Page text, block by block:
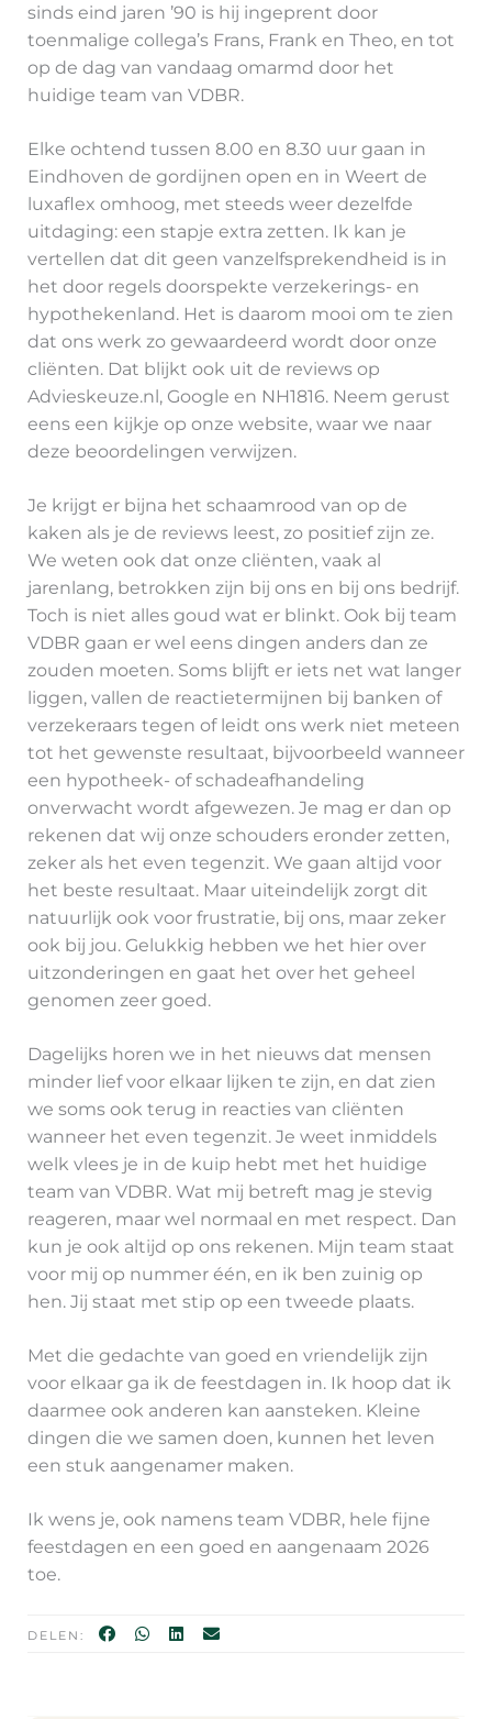
sinds eind jaren ’90 is hij ingeprent door
toenmalige collega’s Frans, Frank en Theo, en tot
op de dag van vandaag omarmd door het
huidige team van VDBR.
Elke ochtend tussen 8.00 en 8.30 uur gaan in
Eindhoven de gordijnen open en in Weert de
luxaflex omhoog, met steeds weer dezelfde
uitdaging: een stapje extra zetten. Ik kan je
vertellen dat dit geen vanzelfsprekendheid is in
het door regels doorspekte verzekerings- en
hypothekenland. Het is daarom mooi om te zien
dat ons werk zo gewaardeerd wordt door onze
cliënten. Dat blijkt ook uit de reviews op
Advieskeuze.nl, Google en NH1816. Neem gerust
eens een kijkje op onze website, waar we naar
deze beoordelingen verwijzen.
Je krijgt er bijna het schaamrood van op de
kaken als je de reviews leest, zo positief zijn ze.
We weten ook dat onze cliënten, vaak al
jarenlang, betrokken zijn bij ons en bij ons bedrijf.
Toch is niet alles goud wat er blinkt. Ook bij team
VDBR gaan er wel eens dingen anders dan ze
zouden moeten. Soms blijft er iets net wat langer
liggen, vallen de reactietermijnen bij banken of
verzekeraars tegen of leidt ons werk niet meteen
tot het gewenste resultaat, bijvoorbeeld wanneer
een hypotheek- of schadeafhandeling
onverwacht wordt afgewezen. Je mag er dan op
rekenen dat wij onze schouders eronder zetten,
zeker als het even tegenzit. We gaan altijd voor
het beste resultaat. Maar uiteindelijk zorgt dit
natuurlijk ook voor frustratie, bij ons, maar zeker
ook bij jou. Gelukkig hebben we het hier over
uitzonderingen en gaat het over het geheel
genomen zeer goed.
Dagelijks horen we in het nieuws dat mensen
minder lief voor elkaar lijken te zijn, en dat zien
we soms ook terug in reacties van cliënten
wanneer het even tegenzit. Je weet inmiddels
welk vlees je in de kuip hebt met het huidige
team van VDBR. Wat mij betreft mag je stevig
reageren, maar wel normaal en met respect. Dan
kun je ook altijd op ons rekenen. Mijn team staat
voor mij op nummer één, en ik ben zuinig op
hen. Jij staat met stip op een tweede plaats.
Met die gedachte van goed en vriendelijk zijn
voor elkaar ga ik de feestdagen in. Ik hoop dat ik
daarmee ook anderen kan aansteken. Kleine
dingen die we samen doen, kunnen het leven
een stuk aangenamer maken.
Ik wens je, ook namens team VDBR, hele fijne
feestdagen en een goed en aangenaam 2026
toe.
DELEN: